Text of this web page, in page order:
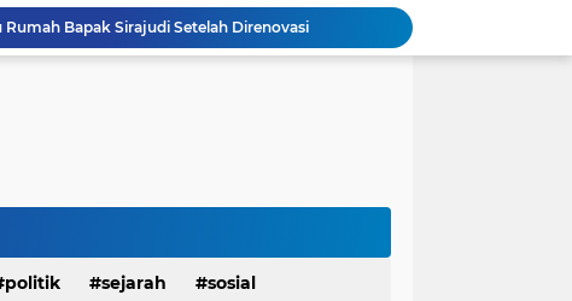
Rumah Bapak Sirajudi Setelah Direnovasi
Personel Satgas TMMD 129 Kodim 0904/Paser Bongkar Rumah milik Bapak Harim
Babinsa Hadir di Posyandu Cenderawasih, Wujud Sinergi TNI Dukung Kesehatan Masyarakat
politik sejarah sosial